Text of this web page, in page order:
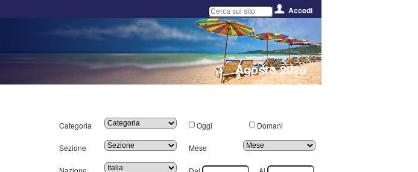
Accedi
Agosto 2026
Categoria
Sezione
Nazione
Oggi Domani
Mese